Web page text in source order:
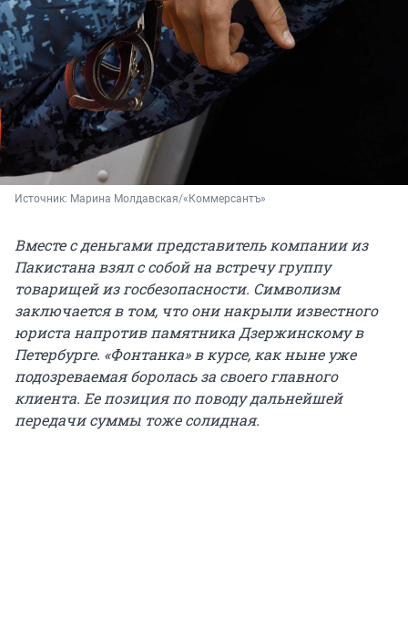
Источник: Марина Молдавская/«Коммерсантъ»
Вместе с деньгами представитель компании из
Пакистана взял с собой на встречу группу
товарищей из госбезопасности. Символизм
заключается в том, что они накрыли известного
юриста напротив памятника Дзержинскому в
Петербурге. «Фонтанка» в курсе, как ныне уже
подозреваемая боролась за своего главного
клиента. Ее позиция по поводу дальнейшей
передачи суммы тоже солидная.